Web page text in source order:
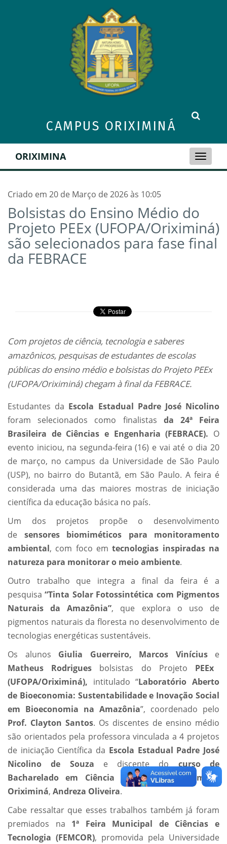
CAMPUS ORIXIMINÁ
Toggle
ORIXIMINA
Criado em 20 de Março de 2026 às 10:05
Bolsistas do Ensino Médio do
Projeto PEEx (UFOPA/Oriximiná)
são selecionados para fase final
da FEBRACE
Com projetos de ciência, tecnologia e saberes
amazônicos, pesquisas de estudantes de escolas
públicas do ensino médio e bolsistas do Projeto PEEx
(UFOPA/Oriximiná) chegam à final da FEBRACE.
Estudantes da Escola Estadual Padre José Nicolino
foram selecionados como finalistas da 24ª Feira
Brasileira de Ciências e Engenharia (FEBRACE). O
evento iniciou, na segunda-feira (16) e vai até o dia 20
de março, no campus da Universidade de São Paulo
(USP), no bairro do Butantã, em São Paulo. A feira é
considerada uma das maiores mostras de iniciação
científica da educação básica no país.
Um dos projetos propõe o desenvolvimento
de sensores biomiméticos para monitoramento
ambiental, com foco emtecnologias inspiradas na
natureza para monitorar o meio ambiente.
Outro trabalho que integra a final da feira é a
pesquisa“Tinta Solar Fotossintética com Pigmentos
Naturais da Amazônia”, que explora o uso de
pigmentos naturais da floresta no desenvolvimento de
tecnologias energéticas sustentáveis.
Os alunos Giulia Guerreiro, Marcos Vinícius e
Matheus Rodrigues bolsistas do Projeto PEEx
(UFOPA/Oriximiná), intitulado “Laboratório Aberto
de Bioeconomia: Sustentabilidade e Inovação Social
em Bioeconomia na Amazônia”, coordenado pelo
Prof. Clayton Santos. Os discentes de ensino médio
são orientados pela professora vinculada a 4 projetos
de iniciação Científica da Escola Estadual Padre José
Nicolino de Souza e discente docurso de
Bacharelado em Ciência de Dados do Campus
Oriximiná, Andreza Oliveira.
Cabe ressaltar que esses trabalhos também já foram
premiados na 1ª Feira Municipal de Ciências e
Tecnologia (FEMCOR), promovida pela Universidade